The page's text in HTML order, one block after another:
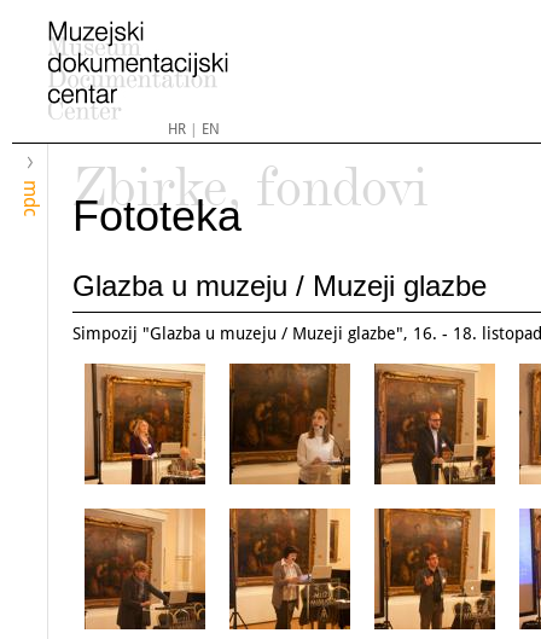
HR| EN
mdc
Zbirke, fondovi
Fototeka
Glazba u muzeju / Muzeji glazbe
Simpozij "Glazba u muzeju / Muzeji glazbe", 16. - 18.